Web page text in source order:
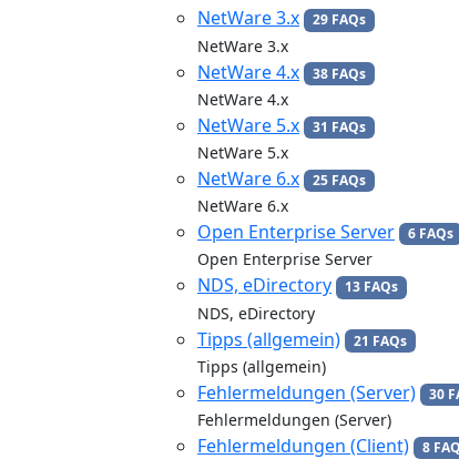
NetWare 3.x 29 FAQs
NetWare 3.x
NetWare 4.x 38 FAQs
NetWare 4.x
NetWare 5.x 31 FAQs
NetWare 5.x
NetWare 6.x 25 FAQs
NetWare 6.x
Open Enterprise Server 6 FAQs
Open Enterprise Server
NDS, eDirectory 13 FAQs
NDS, eDirectory
Tipps (allgemein) 21 FAQs
Tipps (allgemein)
Fehlermeldungen (Server) 30
Fehlermeldungen (Server)
Fehlermeldungen (Client) 8